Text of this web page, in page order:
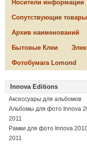
Носители информации
Сопутствующие товары
Архив наименований
Бытовые Клеи
Фотобумага Lomond
Innova Editions
Аксессуары для альбомов
Альбомы для фото Innova
2011
Рамки для фото Innova
2011